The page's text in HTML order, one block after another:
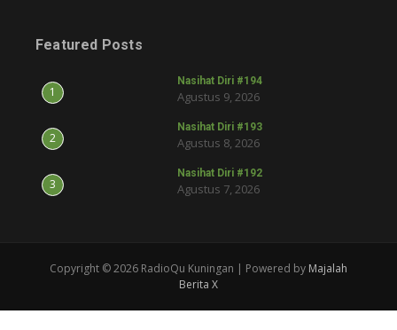
Featured Posts
1
Nasihat Diri #194
Agustus 9, 2026
2
Nasihat Diri #193
Agustus 8, 2026
3
Nasihat Diri #192
Agustus 7, 2026
Copyright © 2026 RadioQu Kuningan | Powered by Majalah
Berita X